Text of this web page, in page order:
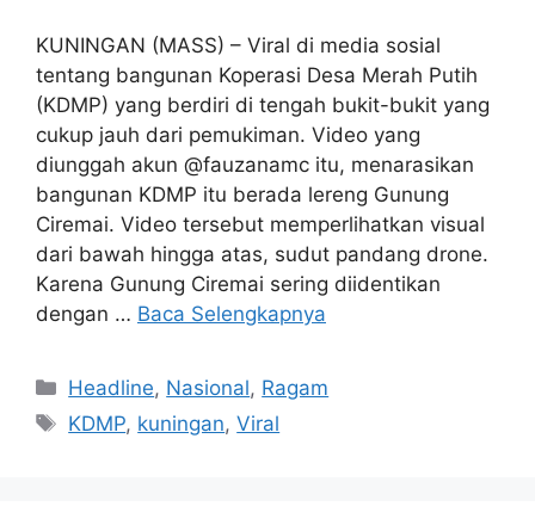
KUNINGAN (MASS) – Viral di media sosial
tentang bangunan Koperasi Desa Merah Putih
(KDMP) yang berdiri di tengah bukit-bukit yang
cukup jauh dari pemukiman. Video yang
diunggah akun @fauzanamc itu, menarasikan
bangunan KDMP itu berada lereng Gunung
Ciremai. Video tersebut memperlihatkan visual
dari bawah hingga atas, sudut pandang drone.
Karena Gunung Ciremai sering diidentikan
dengan … Baca Selengkapnya
Kategori
Headline, Nasional, Ragam
Tag
KDMP, kuningan,Viral